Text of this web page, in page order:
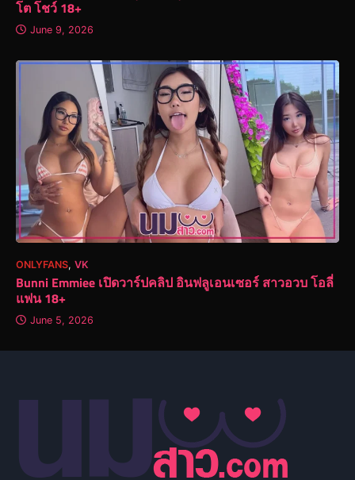
โต โชว์ 18+
June 9, 2026
ONLYFANS, VK
Bunni Emmiee เปิดวาร์ปคลิป อินฟลูเอนเซอร์ สาวอวบ โอลี่
แฟน 18+
June 5, 2026